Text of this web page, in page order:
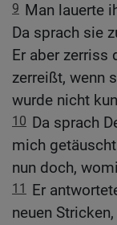
9 Man lauerte
Da sprach sie
Er aber zerriss
zerreißt, wenn
wurde nicht
10 Da sprach
mich
nun doch,
11
Er
neuen